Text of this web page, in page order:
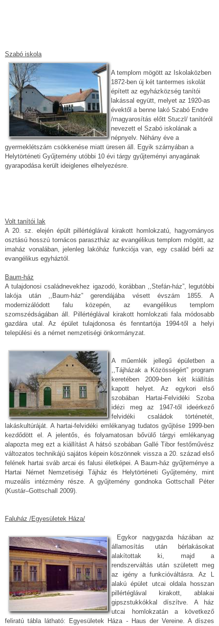
Szabó iskola
A templom mögött az Iskolaközben
1872-ben új két tantermes iskolát
épített az egyházközség tanítói
lakással együtt, melyet az 1920-as
évektől a benne lakó Szabó Endre
/magyarosítás előtt Stuczl/ tanítóról
nevezett el Szabó iskolának a
népnyelv. Néhány éve a
gyermeklétszám csökkenése miatt üresen áll. Egyik szárnyában a
Helytörténeti Gyűjtemény utóbbi 10 évi tárgy gyűjteményi anyagának
gyarapodása került ideiglenes elhelyezésre.
Volt tanítói lak
A 20. sz. elején épült pillértéglával kirakott homlokzatú, hagyományos
osztású hosszú tornácos parasztház az evangélikus templom mögött, az
imaház vonalában, jelenleg lakóház funkciója van, egy család bérli az
evangélikus egyháztól.
Baum-ház
A tulajdonosi családnevekhez igazodó, korábban ,,Stefán-ház”, legutóbbi
lakója után ,,Baum-ház” gerendájába vésett évszám 1855. A
modernizálódott falu közepén, az evangélikus templom
szomszédságában áll. Pillértéglával kirakott homlokzati fala módosabb
gazdára utal. Az épület tulajdonosa és fenntartója 1994-től a helyi
települési és a német nemzetiségi önkormányzat.
A műemlék jellegű épületben a
,,Tájházak a Közösségért” program
keretében 2009-ben két kiállítás
kapott helyet. Az egykori első
szobában Hartai-Felvidéki Szoba
idézi meg az 1947-től ideérkező
felvidéki családok történetét,
lakáskultúráját. A hartai-felvidéki emlékanyag tudatos gyűjtése 1999-ben
kezdődött el. A jelentős, és folyamatosan bővülő tárgyi emlékanyag
alapozta meg ezt a kiállítást A hátsó szobában Gallé Tibor festőművész
változatos technikájú sajátos képein köszönnek vissza a 20. század első
felének hartai sváb arcai és falusi életképei. A Baum-ház gyűjteménye a
Hartai Német Nemzetiségi Tájház és Helytörténeti Gyűjtemény, mint
muzeális intézmény része. A gyűjtemény gondnoka Gottschall Péter
(Kustár–Gottschall 2009).
Faluház /Egyesületek Háza/
Egykor nagygazda házában az
államosítás után bérlakásokat
alakítottak ki, majd a
rendszerváltás után született meg
az igény a funkcióváltásra. Az L
alakú épület utcai oldala hosszan
pillértéglával kirakott, ablakai
gipszstukkókkal díszítve. A ház
utcai homlokzatán a következő
feliratú tábla látható: Egyesületek Háza - Haus der Vereine. A díszes